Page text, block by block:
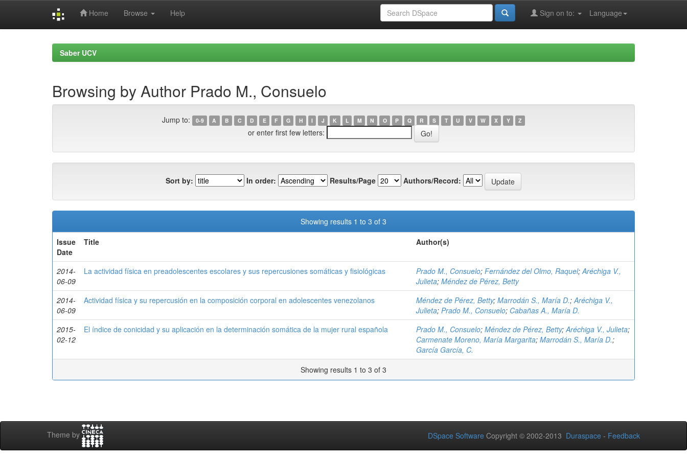
Home Browse Help Language
Sign on to:
Saber UCV
Browsing by Author Prado M., Consuelo
Jump to: 0-9 A B C D E F G H I J K L M N O P Q R S T U V W X Y Z
or enter first few letters:
Sort by: In order: Results/Page Authors/Record:
Showing results 1 to 3 of 3
Issue
Date
Title Author(s)
2014-
06-09
La actividad física en preadolescentes escolares y sus repercusiones somáticas y fisiológicas Prado M., Consuelo; Fernández del Olmo, Raquel;Aréchiga V.,
Julieta; Méndez de Pérez, Betty
2014-
06-09
Actividad física y su repercusión en la composición corporal en adolescentes venezolanos Méndez de Pérez, Betty; Marrodán S., María D.;Aréchiga V.,
Julieta; Prado M., Consuelo; Cabañas A., María D.
2015-
02-12
El índice de conicidad y su aplicación en la determinación somática de la mujer rural española Prado M., Consuelo; Méndez de Pérez, Betty;Aréchiga V., Julieta;
Carmenate Moreno, María Margarita; Marrodán S., María D.;
García García, C.
Showing results 1 to 3 of 3
Theme by DSpace Software Copyright © 2002-2013 Duraspace - Feedback